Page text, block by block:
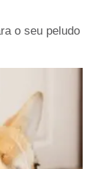
o seu peludo